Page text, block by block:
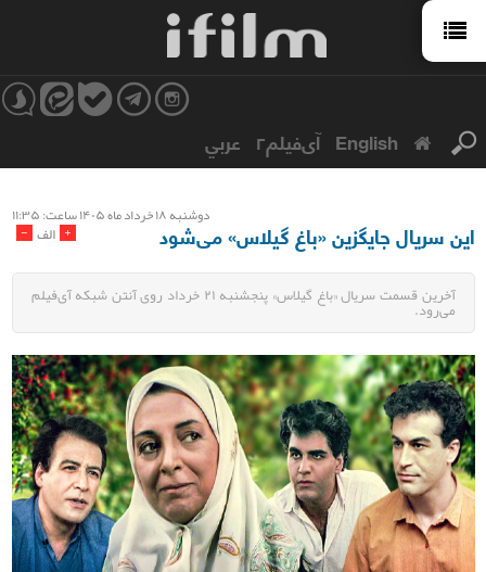
English آی‌فیلم۲ عربي
دوشنبه ۱۸ خرداد ماه ۱۴۰۵ ساعت: ۱۱:۳۵
- الف + این سریال جایگزین «باغ گیلاس» می‌شود
آخرین قسمت سریال «باغ گیلاس» پنجشنبه ۲۱ خرداد روی آنتن شبکه آی‌فیلم
می‌رود.